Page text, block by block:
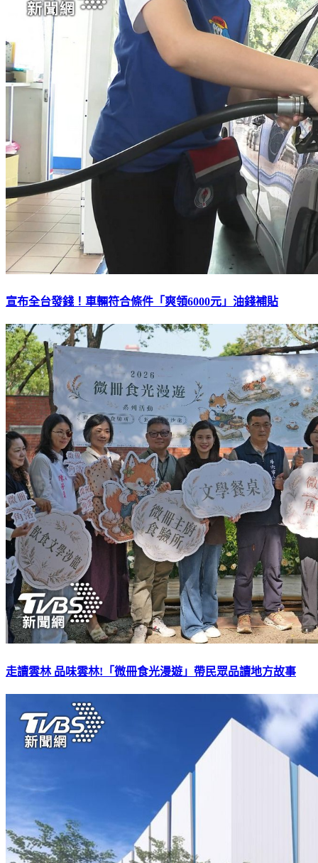
宣布全台發錢！車輛符合條件「爽領6000元」油錢補貼
走讀雲林 品味雲林!「微冊食光漫遊」帶民眾品讀地方故事